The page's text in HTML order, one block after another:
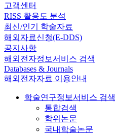
고객센터
RISS 활용도 분석
최신/인기 학술자료
해외자료신청(E-DDS)
공지사항
해외전자정보서비스 검색
Databases & Journals
해외전자자료 이용안내
학술연구정보서비스 검색
통합검색
학위논문
국내학술논문